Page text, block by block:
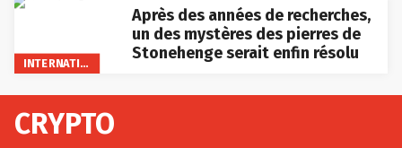
Après des années de recherches,
un des mystères des pierres de
Stonehenge serait enfin résolu
CRYPTO